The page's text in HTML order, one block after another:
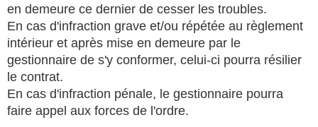
en demeure ce dernier de cesser les troubles.
En cas d'infraction grave et/ou répétée au règlement
intérieur et après mise en demeure par le
gestionnaire de s'y conformer, celui-ci pourra résilier
le contrat.
En cas d'infraction pénale, le gestionnaire pourra
faire appel aux forces de l'ordre.